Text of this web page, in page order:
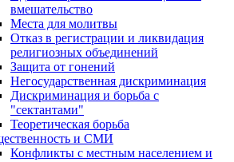
вмешательство
Места для молитвы
Отказ в регистрации и ликвидация
религиозных объединений
Защита от гонений
Негосударственная дискриминация
Дискриминация и борьба с
"сектантами"
Теоретическая борьба
и СМИ
Конфликты с местным населением и